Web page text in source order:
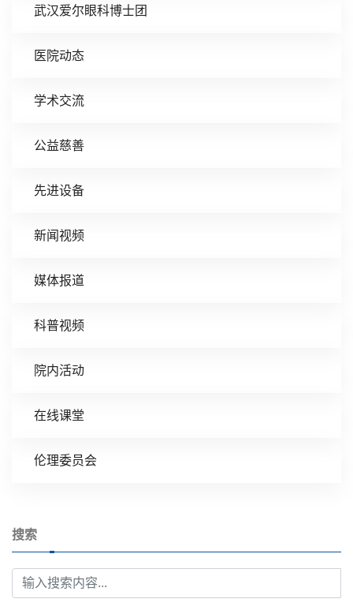
武汉爱尔眼科博士团
医院动态
学术交流
公益慈善
先进设备
新闻视频
媒体报道
科普视频
院内活动
在线课堂
伦理委员会
搜索